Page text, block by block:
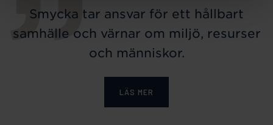
Smycka tar ansvar för ett hållbart
samhälle och värnar om miljö, resurser
och människor.
LÄS MER